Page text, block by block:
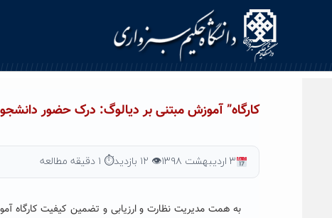
کارگاه” آموزش مبتنی بر دیالوگ: درک حضور
۳ اردیبهشت ۱۳۹۸ 👁 ۱۲ بازدید ⏱ ۱ دقیقه مطالعه
به همت مدیریت نظارت و ارزیابی و تضمین کیفیت کارگاه